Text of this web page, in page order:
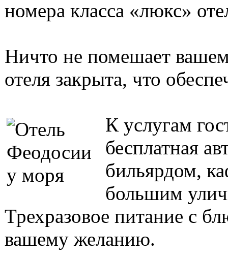
номера класса «люкс»
Ничто не помешает
отеля закрыта, что
К услугам
бесплатная
бильярдом,
большим
Трехразовое питание с
вашему желанию.